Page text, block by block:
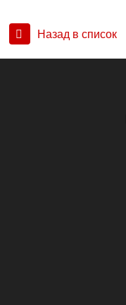
Назад в список